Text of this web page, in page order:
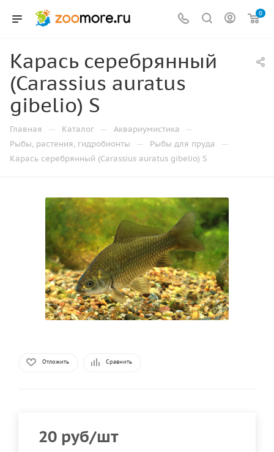
0
Карась серебрянный
(Carassius auratus
gibelio) S
Главная — Каталог — Аквариумистика —
Рыбы, растения, гидробионты — Рыбы для пруда —
Карась серебрянный (Carassius auratus gibelio) S
Отложить Сравнить
20 руб/шт